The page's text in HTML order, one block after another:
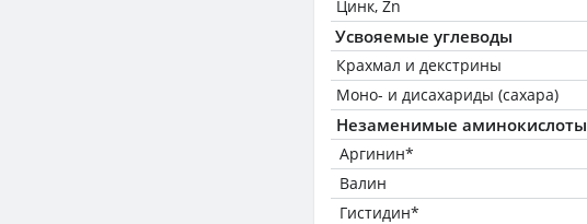
Цинк, Zn
Усвояемые углеводы
Крахмал и декстрины
Моно- и дисахариды (сахара)
Незаменимые аминокислоты
Аргинин*
Валин
Гистидин*